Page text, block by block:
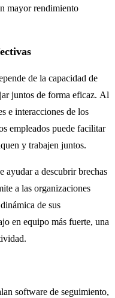
mayor rendimiento
de la capacidad de
juntos de forma eficaz. Al
e interacciones de los
empleados puede facilitar
y trabajen juntos.
ayudar a descubrir brechas
a las organizaciones
de sus
en equipo más fuerte, una
software de seguimiento,